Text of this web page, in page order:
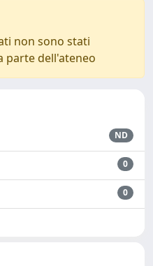
non sono stati
parte dell'ateneo
ND
0
0